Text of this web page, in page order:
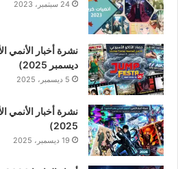
24 سبتمبر، 2023
ديسمبر 2025)
5 ديسمبر، 2025
2025)
19 ديسمبر، 2025